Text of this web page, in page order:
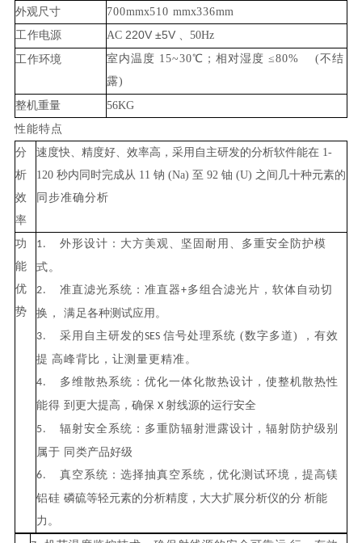
外观尺寸 700mmx510 mmx336mm
工作电源 AC 220V ±5V 50Hz
工作环境 室内温度 15~30℃；相对湿度 ≤80% (不结
露)
整机重量
56KG
性能特 点
分
析
效
率
速度快、精度好、效率高，采用自主研发的分析软件能在 1-
120 秒内 同时完成从 11 钠 (Na) 至 92 铀 (U) 之间几十种元素的
同 步准确分析
功
能
优
势
1. 外形设计：大方美观、坚固耐用、多重安全防护模
式 。
2. 准直滤光系统：准直器+多组合滤光片，软体自动切
换，
满 足各种测试应用。
3. 采用自主研发的SES 信号处理系统 (数字多道) ，有效
提 高峰背比，让测量更精准 。
4. 多维散热系统：优化一体化散热设计，使整机散热性
能得 到更大提高，确保 X 射线源的运行安全
5. 辐射安全系统：多重防辐射泄露设计，辐射防护级别
属于 同 类产品好级
6. 真空系统：选择抽真空系统，优化测试环境，提高镁
铝硅 磷硫等轻元素的分析精度，大大扩展分析仪的分 析能
力。